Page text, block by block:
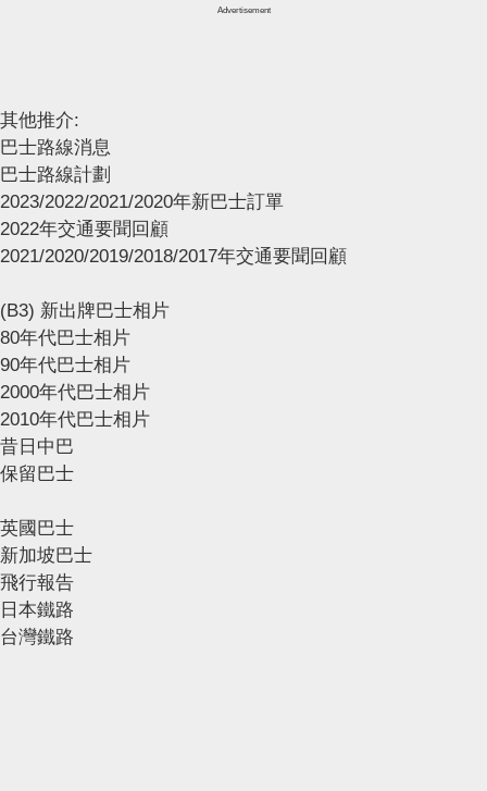
Advertisement
其他推介:
巴士路線消息
巴士路線計劃
2023/2022/2021/2020年新巴士訂單
2022年交通要聞回顧
2021/2020/2019/2018/2017年交通要聞回顧
(B3) 新出牌巴士相片
80年代巴士相片
90年代巴士相片
2000年代巴士相片
2010年代巴士相片
昔日中巴
保留巴士
英國巴士
新加坡巴士
飛行報告
日本鐵路
台灣鐵路